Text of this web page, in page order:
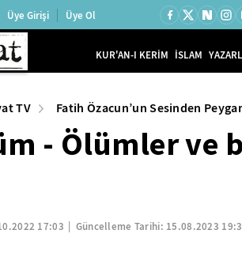
Üye Girişi Üye Ol
KUR'AN-I KERİM İSLAM
TV Fatih Özacun’un Sesinden
- Ölümler ve
17:03 Güncelleme Tarihi: 15.08.2023